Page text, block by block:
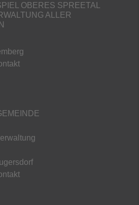
OBERES SPREETAL
ALLER